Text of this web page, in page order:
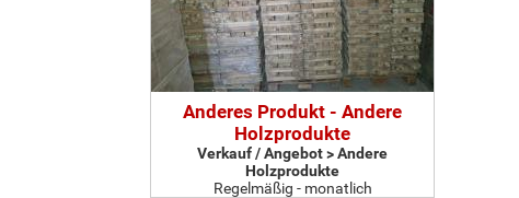
Anderes Produkt - Andere
Holzprodukte
Verkauf / Angebot > Andere
Holzprodukte
Regelmäßig - monatlich